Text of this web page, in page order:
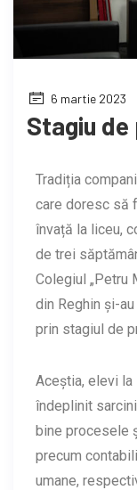
6 martie 2023
Stagiu de
Tradiția
care doresc să
învață la liceu,
de trei
Colegiul „Petru
din Reghin și-
prin stagiul de
Aceștia, elevi
îndeplinit
bine procesele
precum
umane,